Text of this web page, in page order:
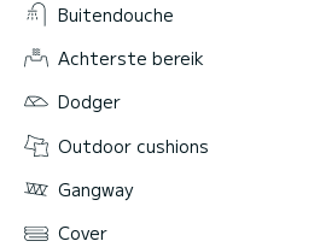
Buitendouche
Achterste bereik
Dodger
Outdoor cushions
Gangway
Cover